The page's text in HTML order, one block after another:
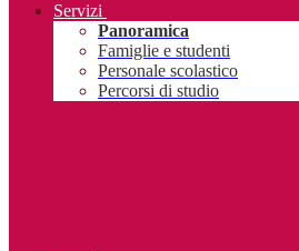
Servizi
Panoramica
Famiglie e studenti
Personale scolastico
Percorsi di studio